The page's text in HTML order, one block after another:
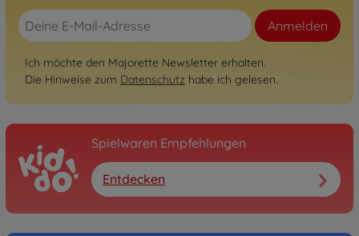
Anmelden
Ich möchte den Majorette Newsletter erhalten.
Die Hinweise zum Datenschutz habe ich gelesen.
Spielwaren Empfehlungen
Entdecken